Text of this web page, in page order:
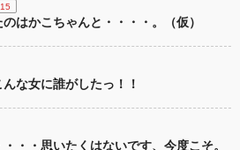
はかこちゃんと・・・・。（仮）
な女に誰がしたっ！！
・・思いたくはないです、今度こそ。